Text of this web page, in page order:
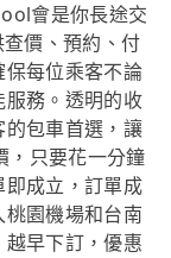
會是你長途交
價、預約、付
每位乘客不論
務。透明的收
包車首選，讓
，只要花一分鐘
成立，訂單成
園機場和台南
早下訂，優惠